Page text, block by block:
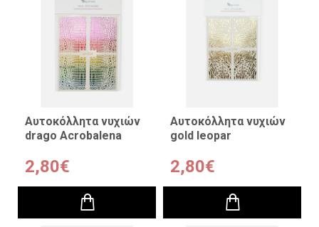
Αυτοκόλλητα νυχιών
drago Acrobalena
2,80€
Αυτοκόλλητα νυχιών
gold leopar
2,80€